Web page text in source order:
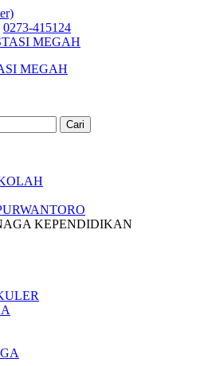
0273-415124
MEGAH
KEPENDIDIKAN